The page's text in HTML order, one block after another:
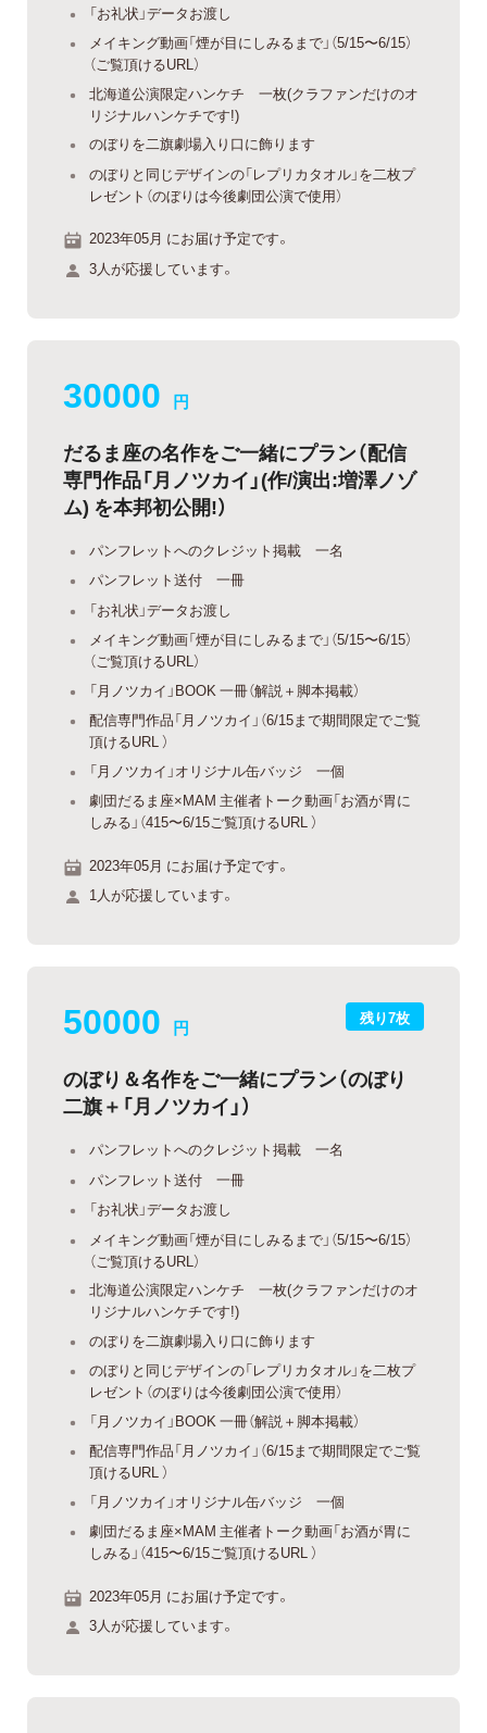
「お礼状」データお渡し
メイキング動画「煙が目にしみるまで」（5/15〜6/15）
（ご覧頂けるURL）
北海道公演限定ハンケチ 一枚(クラファンだけのオ
リジナルハンケチです!)
のぼりを二旗劇場入り口に飾ります
のぼりと同じデザインの「レプリカタオル」を二枚プ
レゼント（のぼりは今後劇団公演で使用）
2023年05月 にお届け予定です。
3人が応援しています。
30000 円
だるま座の名作をご一緒にプラン（配信
専門作品「月ノツカイ」(作/演出:増澤ノゾ
ム) を本邦初公開!）
パンフレットへのクレジット掲載 一名
パンフレット送付 一冊
「お礼状」データお渡し
メイキング動画「煙が目にしみるまで」（5/15〜6/15）
（ご覧頂けるURL）
「月ノツカイ」BOOK 一冊（解説＋脚本掲載）
配信専門作品「月ノツカイ」（6/15まで期間限定でご覧
頂けるURL ）
「月ノツカイ」オリジナル缶バッジ 一個
劇団だるま座×MAM 主催者トーク動画「お酒が胃に
しみる」（415〜6/15ご覧頂けるURL ）
2023年05月 にお届け予定です。
1人が応援しています。
残り7枚
50000 円
のぼり＆名作をご一緒にプラン（のぼり
二旗＋「月ノツカイ」）
パンフレットへのクレジット掲載 一名
パンフレット送付 一冊
「お礼状」データお渡し
メイキング動画「煙が目にしみるまで」（5/15〜6/15）
（ご覧頂けるURL）
北海道公演限定ハンケチ 一枚(クラファンだけのオ
リジナルハンケチです!)
のぼりを二旗劇場入り口に飾ります
のぼりと同じデザインの「レプリカタオル」を二枚プ
レゼント（のぼりは今後劇団公演で使用）
「月ノツカイ」BOOK 一冊（解説＋脚本掲載）
配信専門作品「月ノツカイ」（6/15まで期間限定でご覧
頂けるURL ）
「月ノツカイ」オリジナル缶バッジ 一個
劇団だるま座×MAM 主催者トーク動画「お酒が胃に
しみる」（415〜6/15ご覧頂けるURL ）
2023年05月 にお届け予定です。
3人が応援しています。